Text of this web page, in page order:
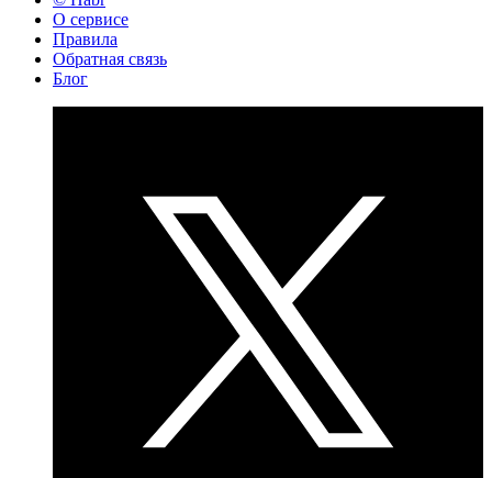
О сервисе
Правила
Обратная связь
Блог